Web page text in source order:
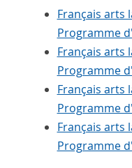
Français arts
Programme
Français arts
Programme
Français arts
Programme
Français arts
Programme